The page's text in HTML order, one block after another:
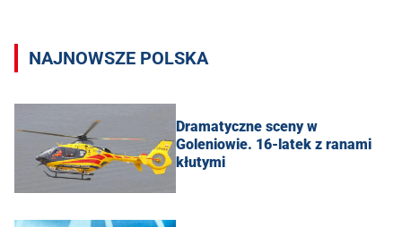
NAJNOWSZE POLSKA
Dramatyczne sceny w
Goleniowie. 16-latek z ranami
kłutymi